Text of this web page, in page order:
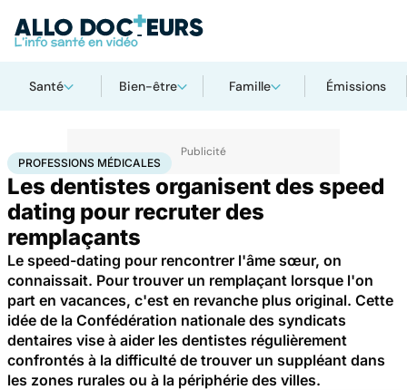
Santé Bien-être Famille Émissions
AccueilSantéProfessions médicales
PROFESSIONS MÉDICALES
Les dentistes organisent des speed
dating pour recruter des
remplaçants
Le speed-dating pour rencontrer l'âme sœur, on
connaissait. Pour trouver un remplaçant lorsque l'on
part en vacances, c'est en revanche plus original. Cette
idée de la Confédération nationale des syndicats
dentaires vise à aider les dentistes régulièrement
confrontés à la difficulté de trouver un suppléant dans
les zones rurales ou à la périphérie des villes.